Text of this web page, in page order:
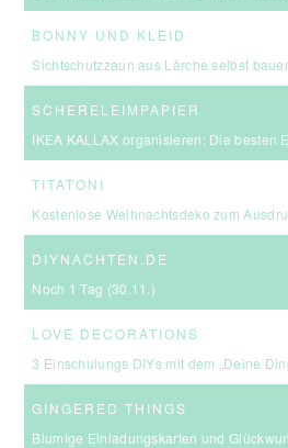
BONNY UND KLEID
Sichtschutzzaun aus Lärche selbst bauen –
SCHERELEIMPAPIER
IKEA KALLAX organisieren: Die besten
TITATONI
Kostenlose Weihnachtsdeko zum Ausdrucken – eine
DIYNACHTEN.DE
Noch 1 Tag (30.11.)
LOVE DECORATIONS
3 Einschulungs DIYs mit dem „Deine Dinge Stempel – School
GINGERED THINGS
Blumige Einladungskarten und